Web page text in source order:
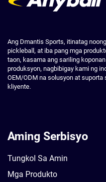
Ang Dmantis Sports, itinatag
pickleball, at iba pang mga
taon, kasama ang sariling
produksyon, nagbibigay kami ng
OEM/ODM na solusyon at
kliyente.
Aming Serbisyo
Tungkol Sa Amin
Mga Produkto